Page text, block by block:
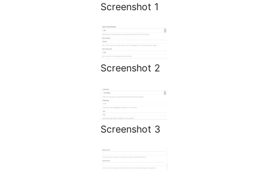
Screenshot 1
Screenshot 2
Screenshot 3